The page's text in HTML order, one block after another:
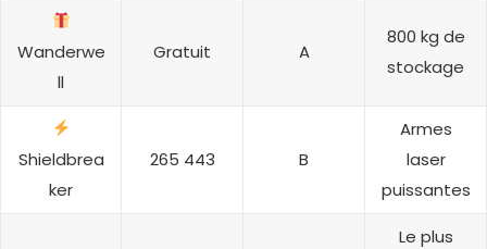
Wanderwe
ll
Gratuit A
800 kg de
stockage
Shieldbrea
ker
265 443 B
Armes
laser
puissantes
Le plus